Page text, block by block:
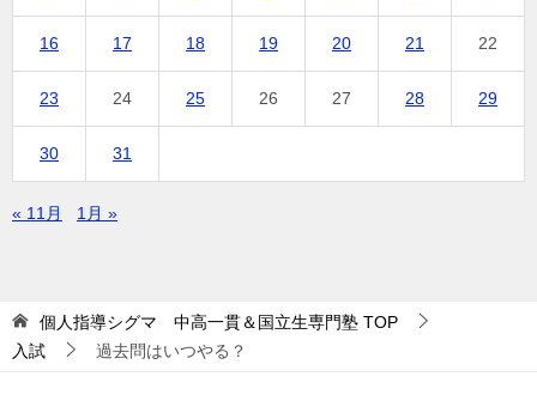
16 17 18 19 20 21 22
23 24 25 26 27 28 29
30 31
« 11月 1月 »
個人指導シグマ 中高一貫＆国立生専門塾 TOP
入試
過去問はいつやる？